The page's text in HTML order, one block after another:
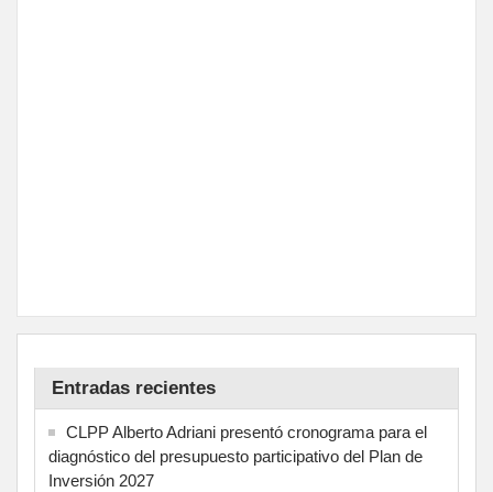
Entradas recientes
CLPP Alberto Adriani presentó cronograma para el
diagnóstico del presupuesto participativo del Plan de
Inversión 2027